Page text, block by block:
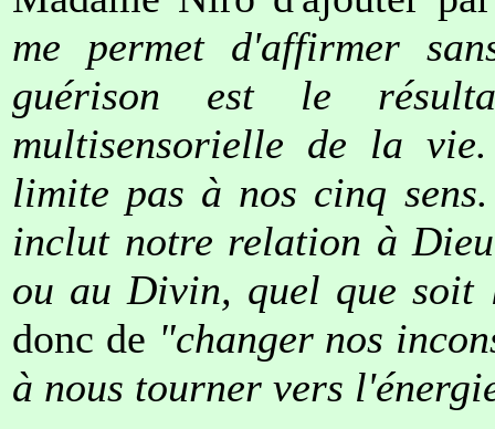
me permet d'affirmer
guérison est le
multisensorielle de la
limite pas à nos cinq
inclut notre relation à
ou au Divin, quel que soit
donc de "changer nos
à nous tourner vers